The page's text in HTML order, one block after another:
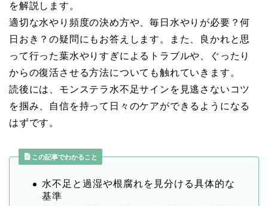
を解説します。
適切な水やり頻度の決め方や、毎日水やりが必要？何
日おき？の疑問にもお答えします。また、良かれと思
って行った葉水やりすぎによるトラブルや、ぐったり
からの復活させる方法についても触れていきます。
読後には、モンステラ水不足サインを見逃さないコツ
を掴み、自信を持って日々のケアができるようになる
はずです。
この記事でわかること
水不足と過湿や根腐れを見分ける具体的な
基準